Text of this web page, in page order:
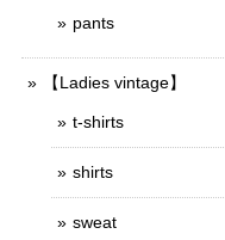
pants
【Ladies vintage】
t-shirts
shirts
sweat